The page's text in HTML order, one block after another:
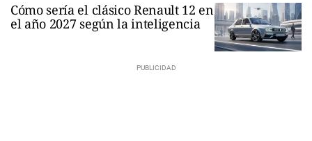
Cómo sería el clásico Renault 12 en
el año 2027 según la inteligencia